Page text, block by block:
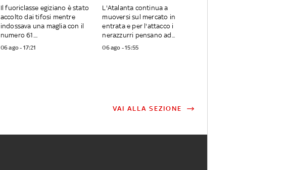
Il fuoriclasse egiziano è stato
accolto dai tifosi mentre
indossava una maglia con il
numero 61....
06 ago - 17:21
L'Atalanta continua a
muoversi sul mercato in
entrata e per l'attacco i
nerazzurri pensano ad...
06 ago - 15:55
VAI ALLA SEZIONE